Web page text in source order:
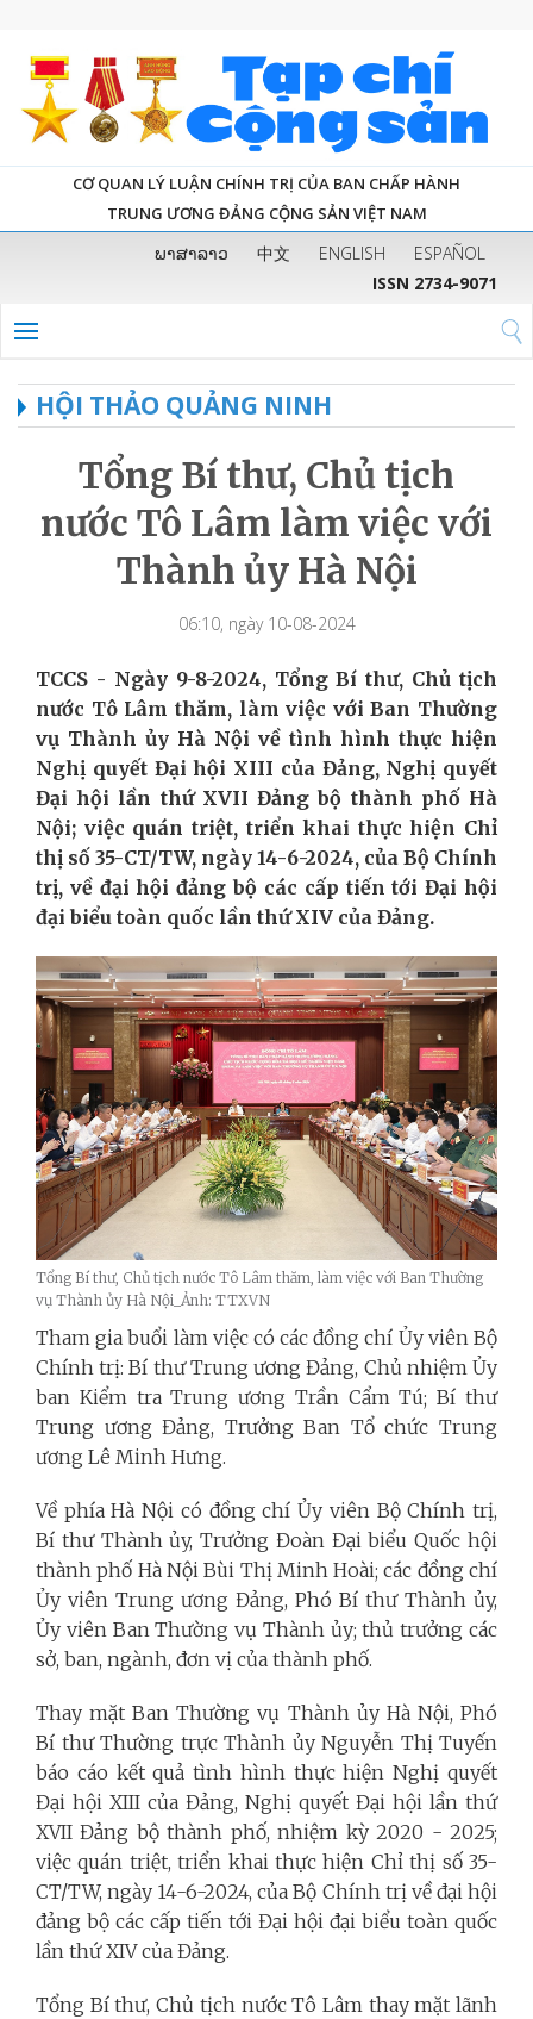
CƠ QUAN LÝ LUẬN CHÍNH TRỊ CỦA BAN CHẤP HÀNH
TRUNG ƯƠNG ĐẢNG CỘNG SẢN VIỆT NAM
ພາສາລາວ 中文 ENGLISH
ESPAÑOL
ISSN 2734-9071
HỘI THẢO QUẢNG NINH
Tổng Bí thư, Chủ tịch
nước Tô Lâm làm việc với
Thành ủy Hà Nội
06:10, ngày 10-08-2024
TCCS - Ngày 9-8-2024, Tổng Bí thư, Chủ tịch
nước Tô Lâm thăm, làm việc với Ban Thường
vụ Thành ủy Hà Nội về tình hình thực hiện
Nghị quyết Đại hội XIII của Đảng, Nghị quyết
Đại hội lần thứ XVII Đảng bộ thành phố Hà
Nội; việc quán triệt, triển khai thực hiện Chỉ
thị số 35-CT/TW, ngày 14-6-2024, của Bộ Chính
trị, về đại hội đảng bộ các cấp tiến tới Đại hội
đại biểu toàn quốc lần thứ XIV của Đảng.
Tổng Bí thư, Chủ tịch nước Tô Lâm thăm, làm việc với Ban Thường
vụ Thành ủy Hà Nội_Ảnh: TTXVN
Tham gia buổi làm việc có các đồng chí Ủy viên Bộ
Chính trị: Bí thư Trung ương Đảng, Chủ nhiệm Ủy
ban Kiểm tra Trung ương Trần Cẩm Tú; Bí thư
Trung ương Đảng, Trưởng Ban Tổ chức Trung
ương Lê Minh Hưng.
Về phía Hà Nội có đồng chí Ủy viên Bộ Chính trị,
Bí thư Thành ủy, Trưởng Đoàn Đại biểu Quốc hội
thành phố Hà Nội Bùi Thị Minh Hoài; các đồng chí
Ủy viên Trung ương Đảng, Phó Bí thư Thành ủy,
Ủy viên Ban Thường vụ Thành ủy; thủ trưởng các
sở, ban, ngành, đơn vị của thành phố.
Thay mặt Ban Thường vụ Thành ủy Hà Nội, Phó
Bí thư Thường trực Thành ủy Nguyễn Thị Tuyến
báo cáo kết quả tình hình thực hiện Nghị quyết
Đại hội XIII của Đảng, Nghị quyết Đại hội lần thứ
XVII Đảng bộ thành phố, nhiệm kỳ 2020 - 2025;
việc quán triệt, triển khai thực hiện Chỉ thị số 35-
CT/TW, ngày 14-6-2024, của Bộ Chính trị về đại hội
đảng bộ các cấp tiến tới Đại hội đại biểu toàn quốc
lần thứ XIV của Đảng.
Tổng Bí thư, Chủ tịch nước Tô Lâm thay mặt lãnh